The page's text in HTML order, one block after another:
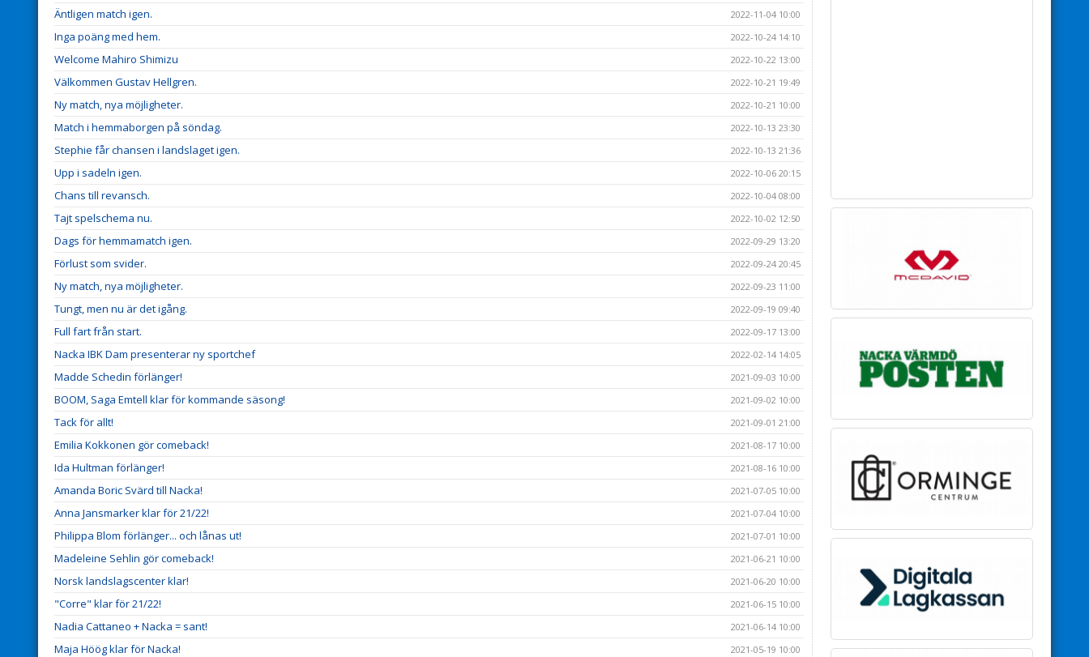
Äntligen match igen. 2022-11-04 10:00
Inga poäng med hem. 2022-10-24 14:10
Welcome Mahiro Shimizu 2022-10-22 13:00
Välkommen Gustav Hellgren. 2022-10-21 19:49
Ny match, nya möjligheter. 2022-10-21 10:00
Match i hemmaborgen på söndag. 2022-10-13 23:30
Stephie får chansen i landslaget igen. 2022-10-13 21:36
Upp i sadeln igen. 2022-10-06 20:15
Chans till revansch. 2022-10-04 08:00
Tajt spelschema nu. 2022-10-02 12:50
Dags för hemmamatch igen. 2022-09-29 13:20
Förlust som svider. 2022-09-24 20:45
Ny match, nya möjligheter. 2022-09-23 11:00
Tungt, men nu är det igång. 2022-09-19 09:40
Full fart från start. 2022-09-17 13:00
Nacka IBK Dam presenterar ny sportchef 2022-02-14 14:05
Madde Schedin förlänger! 2021-09-03 10:00
BOOM, Saga Emtell klar för kommande säsong! 2021-09-02 10:00
Tack för allt! 2021-09-01 21:00
Emilia Kokkonen gör comeback! 2021-08-17 10:00
Ida Hultman förlänger! 2021-08-16 10:00
Amanda Boric Svärd till Nacka! 2021-07-05 10:00
Anna Jansmarker klar för 21/22! 2021-07-04 10:00
Philippa Blom förlänger... och lånas ut! 2021-07-01 10:00
Madeleine Sehlin gör comeback! 2021-06-21 10:00
Norsk landslagscenter klar! 2021-06-20 10:00
"Corre" klar för 21/22! 2021-06-15 10:00
Nadia Cattaneo + Nacka = sant! 2021-06-14 10:00
Maja Höög klar för Nacka! 2021-05-19 10:00